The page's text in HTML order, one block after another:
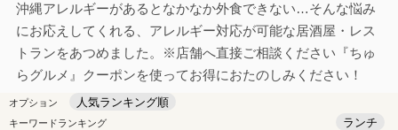
沖縄アレルギーがあるとなかなか外食できない…そんな悩み
にお応えしてくれる、アレルギー対応が可能な居酒屋・レス
トランをあつめました。※店舗へ直接ご相談ください『ちゅ
らグルメ』クーポンを使ってお得におたのしみください！
オプション 人気ランキング順
キーワードランキング
ランチ